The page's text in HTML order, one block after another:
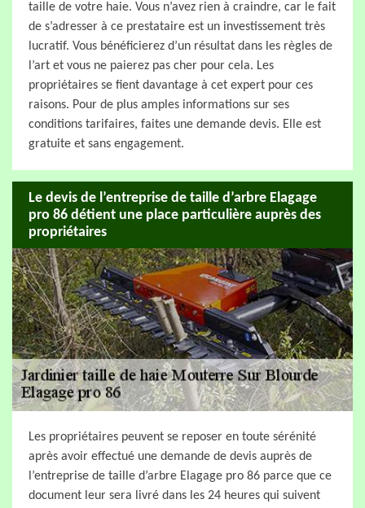
taille de votre haie. Vous n’avez rien à craindre, car le fait
de s’adresser à ce prestataire est un investissement très
lucratif. Vous bénéficierez d’un résultat dans les règles de
l’art et vous ne paierez pas cher pour cela. Les
propriétaires se fient davantage à cet expert pour ces
raisons. Pour de plus amples informations sur ses
conditions tarifaires, faites une demande devis. Elle est
gratuite et sans engagement.
Le devis de l’entreprise de taille d’arbre Elagage
pro 86 détient une place particulière auprès des
propriétaires
Les propriétaires peuvent se reposer en toute sérénité
après avoir effectué une demande de devis auprès de
l’entreprise de taille d’arbre Elagage pro 86 parce que ce
document leur sera livré dans les 24 heures qui suivent